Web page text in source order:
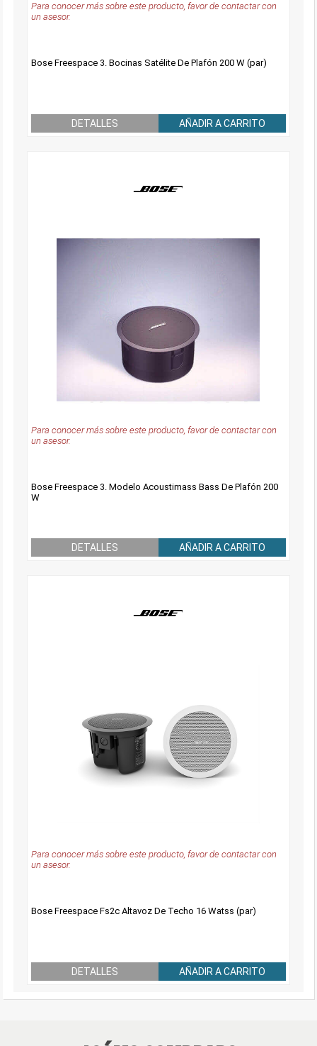
Para conocer más sobre este producto, favor de contactar con
un asesor.
Bose Freespace 3. Bocinas Satélite De Plafón 200 W (par)
DETALLES AÑADIR A CARRITO
Para conocer más sobre este producto, favor de contactar con
un asesor.
Bose Freespace 3. Modelo Acoustimass Bass De Plafón 200
W
DETALLES AÑADIR A CARRITO
Para conocer más sobre este producto, favor de contactar con
un asesor.
Bose Freespace Fs2c Altavoz De Techo 16 Watss (par)
DETALLES AÑADIR A CARRITO